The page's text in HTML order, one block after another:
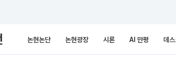
논현논단 논현광장 시론 AI 만평 데